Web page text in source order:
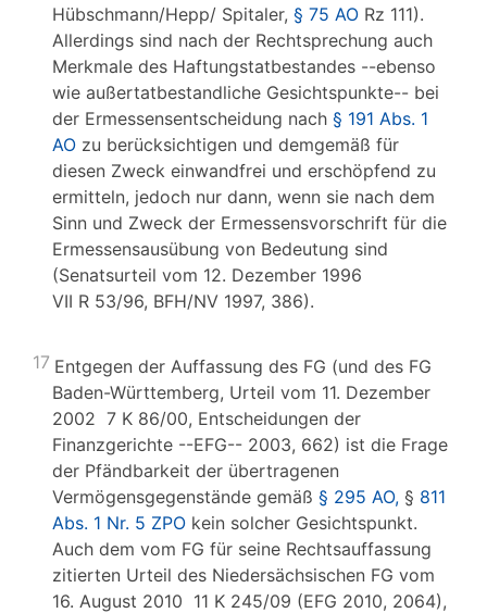
Hübschmann/Hepp/ Spitaler, § 75 AO Rz 111).
Allerdings sind nach der Rechtsprechung auch
Merkmale des Haftungstatbestandes --ebenso
wie außertatbestandliche Gesichtspunkte-- bei
der Ermessensentscheidung nach § 191 Abs. 1
AO zu berücksichtigen und demgemäß für
diesen Zweck einwandfrei und erschöpfend zu
ermitteln, jedoch nur dann, wenn sie nach dem
Sinn und Zweck der Ermessensvorschrift für die
Ermessensausübung von Bedeutung sind
(Senatsurteil vom 12. Dezember 1996
VII R 53/96, BFH/NV 1997, 386).
17 Entgegen der Auffassung des FG (und des FG
Baden-Württemberg, Urteil vom 11. Dezember
2002 7 K 86/00, Entscheidungen der
Finanzgerichte --EFG-- 2003, 662) ist die Frage
der Pfändbarkeit der übertragenen
Vermögensgegenstände gemäß § 295 AO, § 811
Abs. 1 Nr. 5 ZPO kein solcher Gesichtspunkt.
Auch dem vom FG für seine Rechtsauffassung
zitierten Urteil des Niedersächsischen FG vom
16. August 2010 11 K 245/09 (EFG 2010, 2064),